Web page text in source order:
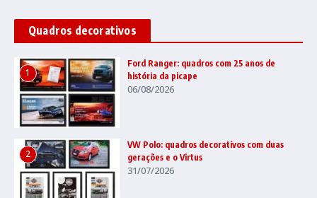
Quadros decorativos
1
Ford Ranger: quadros com 25 anos de
história da picape
06/08/2026
2
VW Polo: quadros decorativos com duas
gerações e o Virtus
31/07/2026